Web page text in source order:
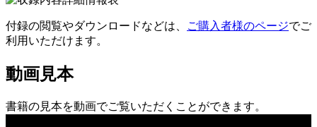
付録の閲覧やダウンロードなどは、 ご購入者様のページでご
利用いただけます。
動画見本
書籍の見本を動画でご覧いただくことができます。